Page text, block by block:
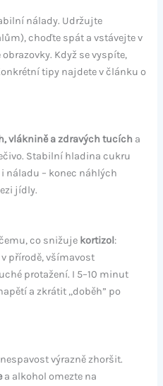
nálady. Udržujte
choďte spát a vstávejte v
Když se vyspíte,
tipy najdete v článku o
vláknině a zdravých tucích a
Stabilní hladina cukru
náladu – konec náhlých
jídly.
co snižuje kortizol:
přírodě, všímavost
protažení. I 5–10 minut
a zkrátit „doběh” po
výrazně zhoršit.
a alkohol omezte na